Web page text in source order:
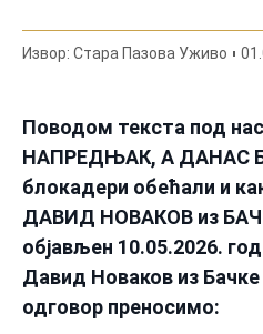
Извор: Стара Пазова Уживо
Поводом текста под
НАПРЕДЊАК, А ДАНАС
блокадери обећали и
ДАВИД НОВАКОВ из
објављен 10.05.2026.
Давид Новаков из Бачке
одговор преносимо: